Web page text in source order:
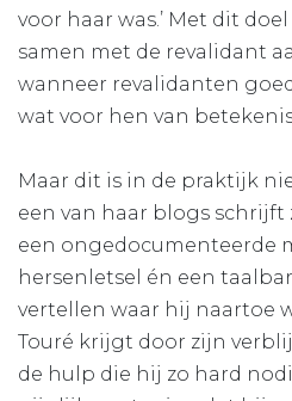
voor haar was.’ Met dit
samen met de revalidant
wanneer revalidanten
wat voor hen van betekenis
Maar dit is in de praktijk
een van haar blogs schrijft
een ongedocumenteerde
hersenletsel én een
vertellen waar hij naartoe
Touré krijgt door zijn
de hulp die hij zo hard